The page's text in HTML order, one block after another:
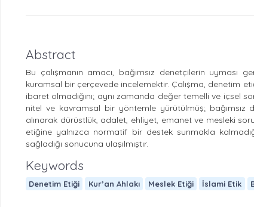
Abstract
Bu çalışmanın amacı, bağımsız denetçilerin uyması
kuramsal bir çerçevede incelemektir. Çalışma, denetim
ibaret olmadığını; aynı zamanda değer temelli ve içsel
nitel ve kavramsal bir yöntemle yürütülmüş;
alınarak dürüstlük, adalet, ehliyet, emanet ve mesleki
etiğine yalnızca normatif bir destek sunmakla
sağladığı sonucuna ulaşılmıştır.
Keywords
Denetim Etiği Kur’an Ahlakı Meslek Etiği İslami Etik